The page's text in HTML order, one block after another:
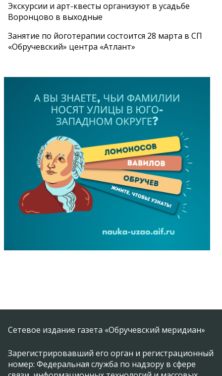
Экскурсии и арт-квесты организуют в усадьбе
Воронцово в выходные
Занятие по йоготерапии состоится 28 марта в СП
«Обручевский» центра «Атлант»
Сетевое издание газета «Обручевский меридиан»
Зарегистрировавший его орган и регистрационный
номер: Федеральная служба по надзору в сфере